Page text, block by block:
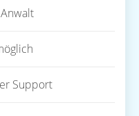
Support